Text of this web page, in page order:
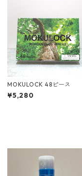
MOKULOCK 48ピース
¥5,280